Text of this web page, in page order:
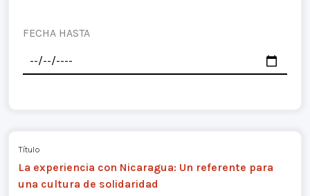
FECHA HASTA
Título
La experiencia con Nicaragua: Un referente para
una cultura de solidaridad